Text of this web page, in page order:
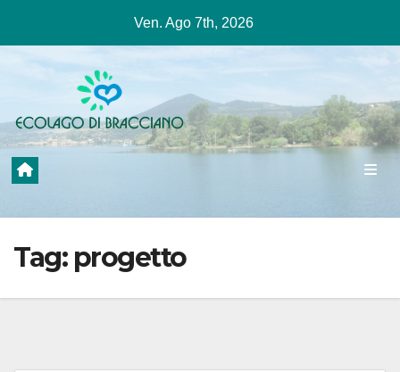
contenuto
Ven. Ago 7th, 2026
Tag: progetto